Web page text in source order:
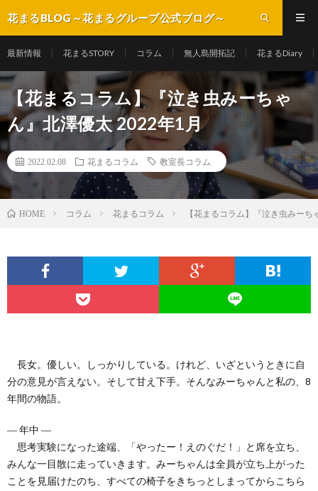
花まるBLOG～花まるグループ公式ブログ～
最新情報 花まるSTORY コラム 無人島開拓記 花まるDiary
【花まるコラム】『泣き虫みーちゃ
ん』北澤優太 2022年1月
2022.02.08 花まるコラム 教室長コラム
HOME コラム 花まるコラム 【花まるコラム】『泣き虫みー
長女。優しい。しっかりしている。けれど、いざというときに自
分の意見が言えない。そして甘え下手。そんなみーちゃんと私の、8
年間の物語。
― 年中 ―
思考実験になった途端、「やったー！えのぐだ！」と席を立ち、
みんな一目散に走っていきます。みーちゃんは全員が立ち上がった
ことを見届けたのち、すべての椅子をきちっとしまってからこちら